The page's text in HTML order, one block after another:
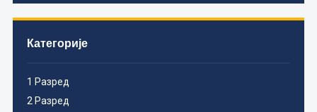
Категорије
1 Разред
2 Разред